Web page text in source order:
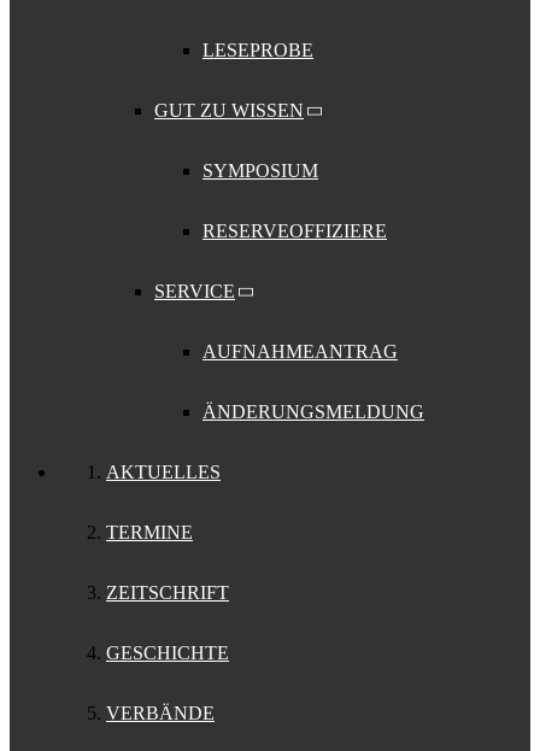
LESEPROBE
GUT ZU WISSEN
SYMPOSIUM
RESERVEOFFIZIERE
SERVICE
AUFNAHMEANTRAG
ÄNDERUNGSMELDUNG
AKTUELLES
TERMINE
ZEITSCHRIFT
GESCHICHTE
VERBÄNDE